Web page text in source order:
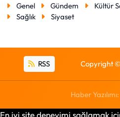
Genel
Gündem Kültür
Sağlık
Siyaset
RSS Copyright ©
Haber Yazılımı:
En iyi site deneyimi sağlamak